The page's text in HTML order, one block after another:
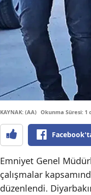
KAYNAK: (AA) Okunma Süresi: 1
Emniyet Genel
çalışmalar
düzenlendi.